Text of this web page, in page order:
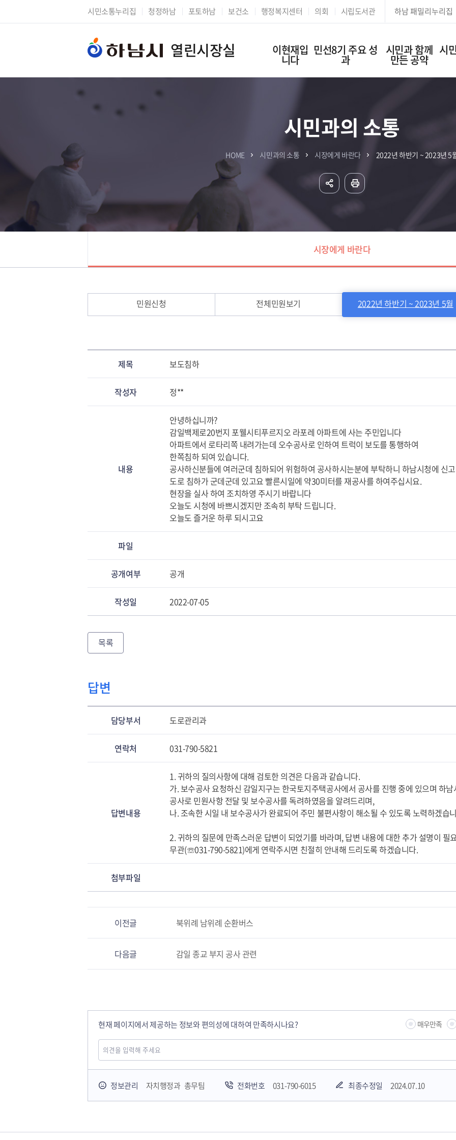
본문 바로가기
시민소통누리집 청정하남 포토하남 보건소 행정복지센터 의회 시립도서관 하남 패밀리누리집
열린시장실 이현재입
니다
민선8기 주요 성
과
시민과 함께
만든 공약
시
시장에게 바란다
시민과의 소통
HOME 시민과의 소통 시장에게 바란다 2022년 하반기 ~ 2023년 5
시장에게 바란다
민원신청 전체민원보기 2022년 하반기 ~ 2023년 5월
제목 보도침하
작성자 정**
내용
안녕하십니까?
감일백제로20번지 포웰시티푸르지오 라포레 아파트에 사는 주민입니다
아파트에서 로타리쪽 내려가는데 오수공사로 인하여 트럭이 보도를 통행하여
한쪽침하 되여 있습니다.
공사하신분들에 여러군데 침하되어 위험하여 공사하시는분에 부탁하니 하남시청에 신
도로 침하가 군데군데 있고요 빨른시일에 약30미터를 재공사를 하여주십시요.
현장을 실사 하여 조치하영 주시기 바랍니다
오늘도 시청에 바쁘시겠지만 조속히 부탁 드립니다.
오늘도 즐거운 하루 되시고요
파일
공개여부 공개
작성일 2022-07-05
목록
답변
담당부서 도로관리과
연락처 031-790-5821
답변내용
1. 귀하의 질의사항에 대해 검토한 의견은 다음과 같습니다.
가. 보수공사 요청하신 감일지구는 한국토지주택공사에서 공사를 진행 중에 있으며 하
공사로 민원사항 전달 및 보수공사를 독려하였음을 알려드리며,
나. 조속한 시일 내 보수공사가 완료되어 주민 불편사항이 해소될 수 있도록 노력하겠습
2. 귀하의 질문에 만족스러운 답변이 되었기를 바라며, 답변 내용에 대한 추가 설명이 필
무관(☏031-790-5821)에게 연락주시면 친절히 안내해 드리도록 하겠습니다.
첨부파일
이전글 북위례 남위례 순환버스
다음글 감일 종교 부지 공사 관련
현재 페이지에서 제공하는 정보와 편의성에 대하여 만족하시나요? 매우만족
정보관리 자치행정과 총무팀 전화번호 031-790-6015 최종수정일 2024.07.10
국민안전교육플랫폼